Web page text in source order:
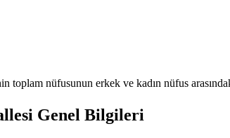
toplam nüfusunun erkek ve kadın nüfus
Genel Bilgileri